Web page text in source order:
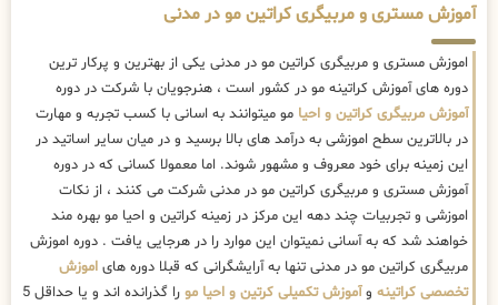
آموزش مستری و مربیگری کراتین مو در مدنی
اموزش مستری و مربیگری کراتین مو در مدنی یکی از بهترین و پرکار ترین
دوره های آموزش کراتینه مو در کشور است ، هنرجویان با شرکت در دوره
آموزش مربیگری کراتین و احیا مو میتوانند به اسانی با کسب تجربه و مهارت
در بالاترین سطح اموزشی به درآمد های بالا برسید و در میان سایر اساتید در
این زمینه برای خود معروف و مشهور شوند. اما معمولا کسانی که در دوره
آموزش مستری و مربیگری کراتین مو در مدنی شرکت می کنند ، از نکات
اموزشی و تجربیات چند دهه این مرکز در زمینه کراتین و احیا مو بهره مند
خواهند شد که به آسانی نمیتوان این موارد را در هرجایی یافت . دوره اموزش
مربیگری کراتین مو در مدنی تنها به آرایشگرانی که قبلا دوره های اموزش
تخصصی کراتینه وآموزش تکمیلی کرتین و احیا مو
را گذرانده اند و یا حداقل 5